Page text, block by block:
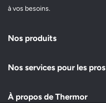
91000 EVRY COURCOURONNES
Ouvert actuellement
Demander un devis
GOMES SERVICES
à vos besoins.
Nos produits
Nos services pour les pros
À propos de Thermor